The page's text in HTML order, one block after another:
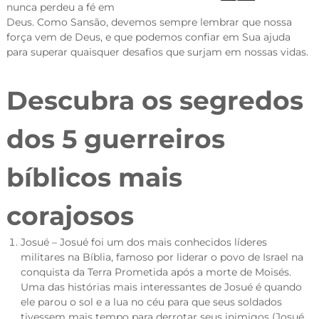
nunca perdeu a fé em
Deus. Como Sansão, devemos sempre lembrar que nossa
força vem de Deus, e que podemos confiar em Sua ajuda
para superar quaisquer desafios que surjam em nossas vidas.
Descubra os segredos
dos 5 guerreiros
bíblicos mais
corajosos
Josué – Josué foi um dos mais conhecidos líderes
militares na Bíblia, famoso por liderar o povo de Israel na
conquista da Terra Prometida após a morte de Moisés.
Uma das histórias mais interessantes de Josué é quando
ele parou o sol e a lua no céu para que seus soldados